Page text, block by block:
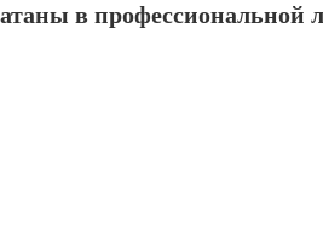
в профессиональной